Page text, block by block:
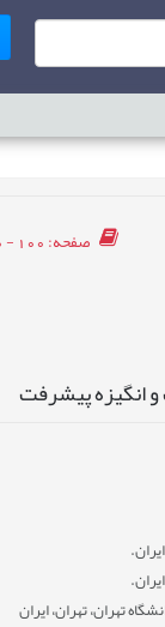
صفحه: 100 - 110
انگیزه پیشرفت
تهران، تهران، ایران